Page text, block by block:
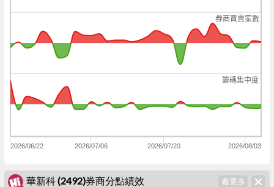
券商買賣家數
籌碼集中度
2026/06/22 2026/07/06 2026/07/20 2026/08/03
華新科 (2492)券商分點績效